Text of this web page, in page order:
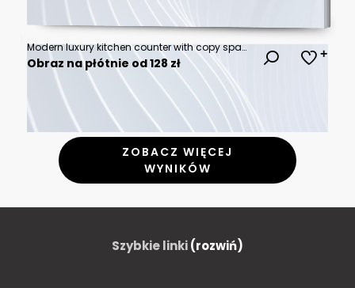
Modern luxury kitchen counter with copy space
Obraz na płótnie od 128 zł
ZOBACZ WIĘCEJ
WYNIKÓW
Szybkie linki(rozwiń)